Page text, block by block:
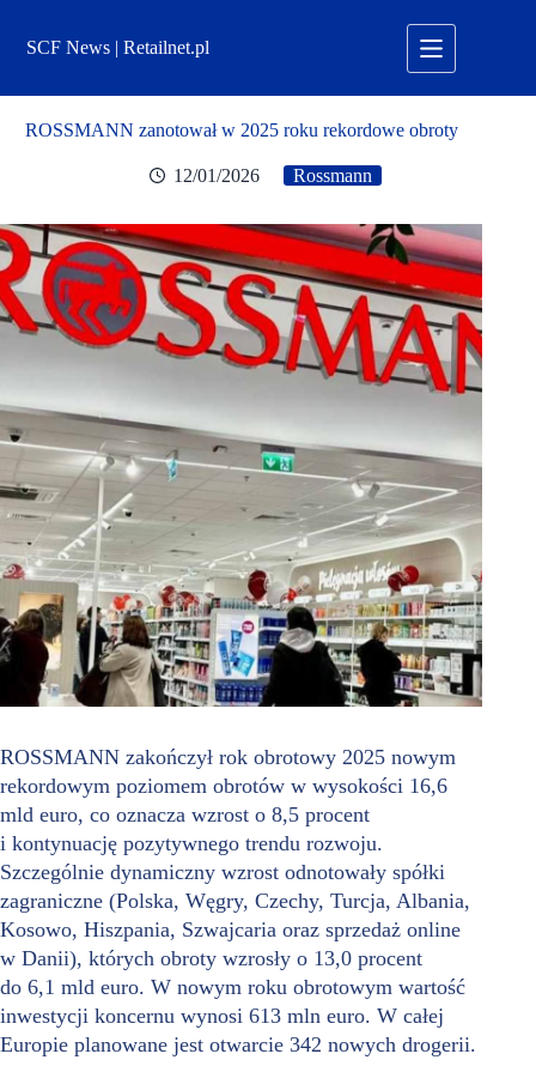
treściSCF News | Retailnet.pl
ROSSMANN zanotował w 2025 roku rekordowe obroty
12/01/2026 Rossmann
ROSSMANN zakończył rok obrotowy 2025 nowym
rekordowym poziomem obrotów w wysokości 16,6
mld euro, co oznacza wzrost o 8,5 procent
i kontynuację pozytywnego trendu rozwoju.
Szczególnie dynamiczny wzrost odnotowały spółki
zagraniczne (Polska, Węgry, Czechy, Turcja, Albania,
Kosowo, Hiszpania, Szwajcaria oraz sprzedaż online
w Danii), których obroty wzrosły o 13,0 procent
do 6,1 mld euro. W nowym roku obrotowym wartość
inwestycji koncernu wynosi 613 mln euro. W całej
Europie planowane jest otwarcie 342 nowych drogerii.